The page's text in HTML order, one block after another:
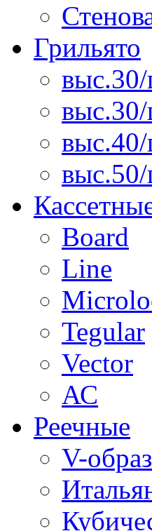
Грильято
Board
Line
Tegular
Vector
АС
Реечные
V-